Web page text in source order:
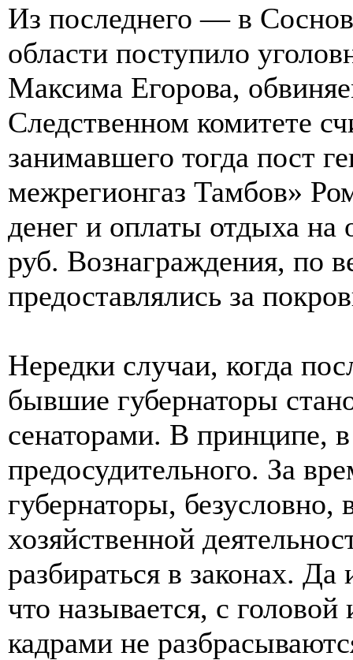
Из последнего — в
области поступило
Максима Егорова,
Следственном комитете
занимавшего тогда пост
межрегионгаз Тамбов»
денег и оплаты отдыха
руб. Вознаграждения, по
предоставлялись за
Нередки случаи, когда
бывшие губернаторы
сенаторами. В принципе,
предосудительного. За
губернаторы,
хозяйственной
разбираться в законах.
что называется, с
кадрами не